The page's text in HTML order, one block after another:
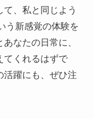
、私と同じよう
う新感覚の体験を
なたの日常に、
てくれるはずで
活躍にも、ぜひ注